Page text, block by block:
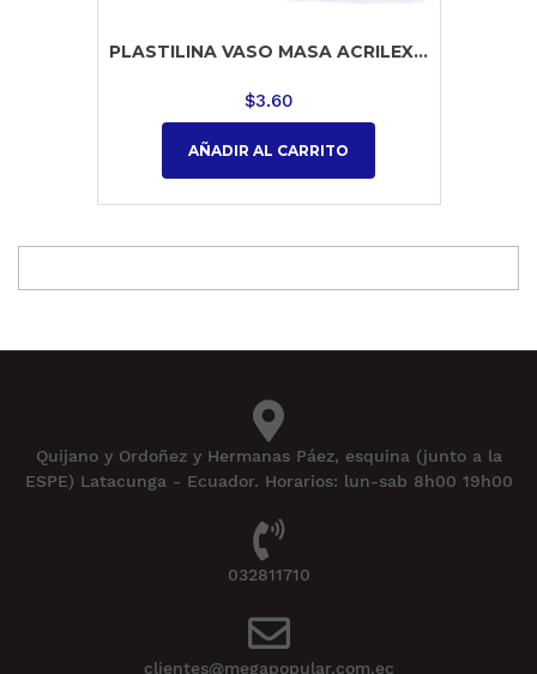
PLASTILINA VASO MASA ACRILEX...
$3.60
AÑADIR AL CARRITO
Quijano y Ordoñez y Hermanas Páez, esquina (junto a la
ESPE) Latacunga - Ecuador. Horarios: lun-sab 8h00 19h00
032811710
clientes@megapopular.com.ec